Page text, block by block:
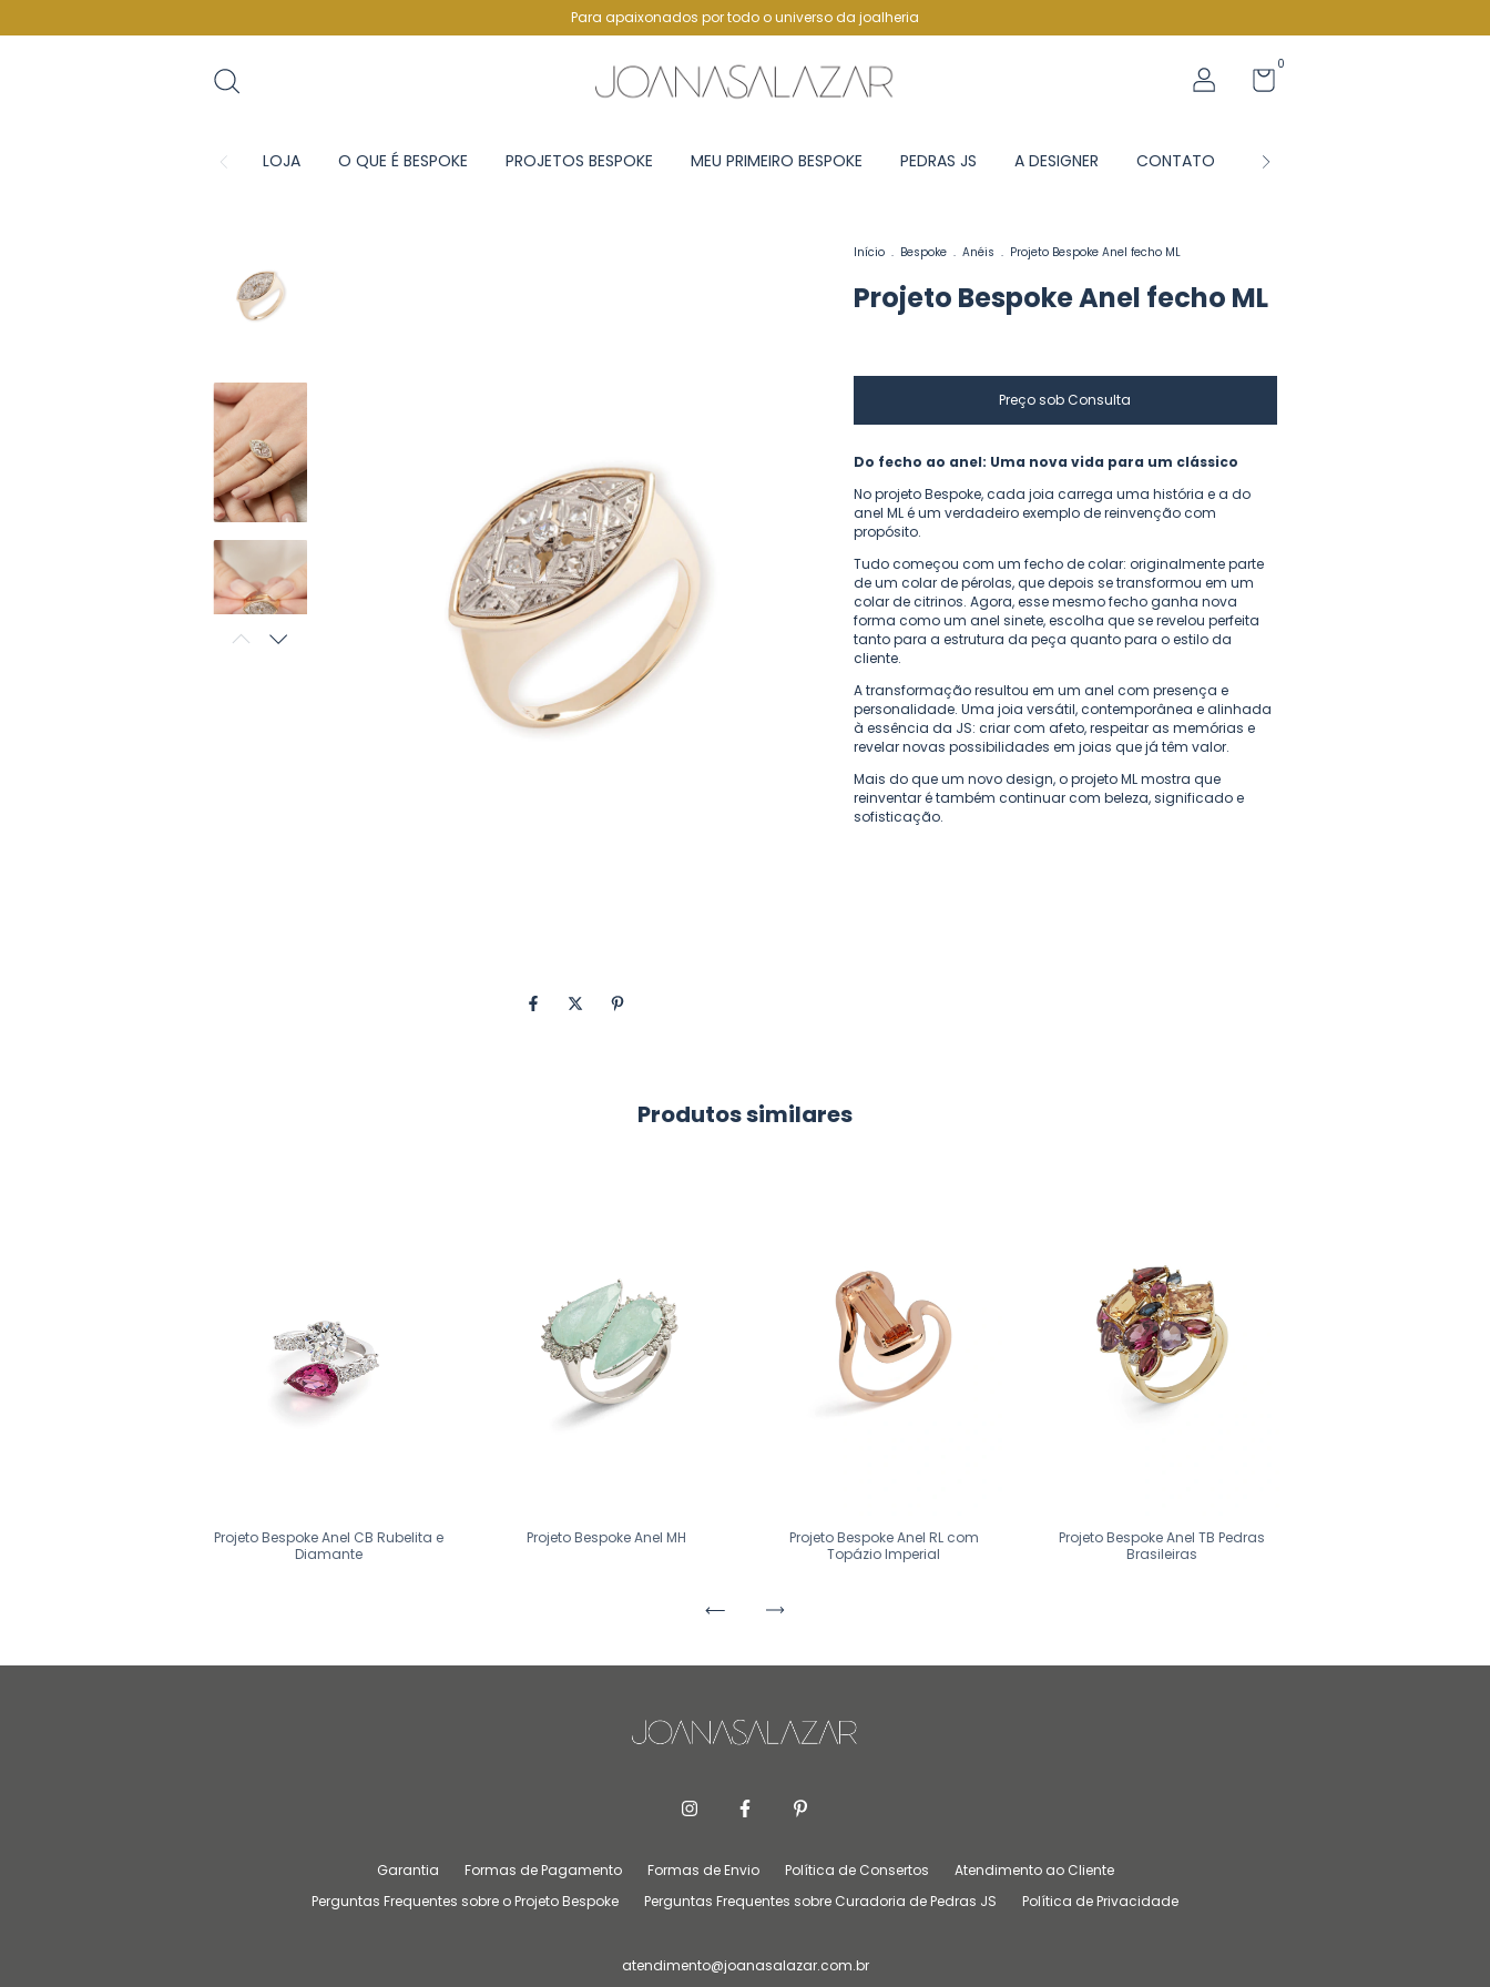
Para apaixonados por todo o universo da joalheria
0
LOJA O QUE É BESPOKE PROJETOS BESPOKE MEU PRIMEIRO BESPOKE PEDRAS JS A DESIGNER CONTATO BLOG JS
Início . Bespoke . Anéis . Projeto Bespoke Anel fecho ML
Projeto Bespoke Anel fecho ML
Do fecho ao anel: Uma nova vida para um clássico
No projeto Bespoke, cada joia carrega uma história e a do
anel ML é um verdadeiro exemplo de reinvenção com
propósito.
Tudo começou com um fecho de colar: originalmente parte
de um colar de pérolas, que depois se transformou em um
colar de citrinos. Agora, esse mesmo fecho ganha nova
forma como um anel sinete, escolha que se revelou perfeita
tanto para a estrutura da peça quanto para o estilo da
cliente.
A transformação resultou em um anel com presença e
personalidade. Uma joia versátil, contemporânea e alinhada
à essência da JS: criar com afeto, respeitar as memórias e
revelar novas possibilidades em joias que já têm valor.
Mais do que um novo design, o projeto ML mostra que
reinventar é também continuar com beleza, significado e
sofisticação.
Produtos similares
Projeto Bespoke Anel CB Rubelita e
Diamante
Projeto Bespoke Anel MH
Projeto Bespoke Anel RL com
Topázio Imperial
Projeto Bespoke Anel TB Pedras
Brasileiras
Garantia Formas de Pagamento Formas de Envio Política de Consertos
Atendimento ao Cliente
Perguntas Frequentes sobre o Projeto Bespoke
Perguntas Frequentes sobre Curadoria de Pedras JS Política de Privacidade
atendimento@joanasalazar.com.br